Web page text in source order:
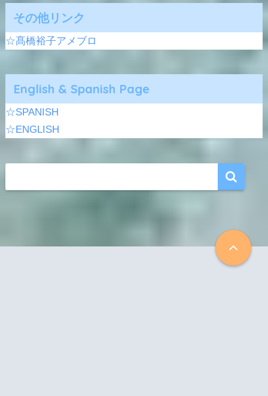
その他リンク
☆髙橋裕子アメブロ
English & Spanish Page
☆SPANISH
☆ENGLISH